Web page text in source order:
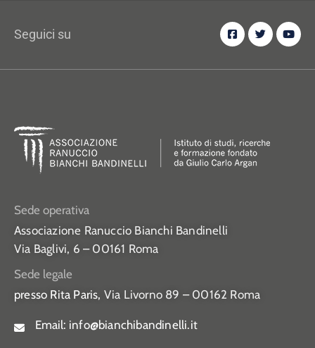
Seguici su
Sede operativa
Associazione Ranuccio Bianchi Bandinelli
Via Baglivi, 6 – 00161 Roma
Sede legale
presso Rita Paris, Via Livorno 89 – 00162 Roma
Email: info@bianchibandinelli.it